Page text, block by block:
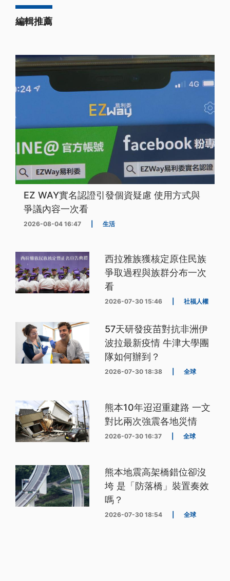
編輯推薦
EZ WAY實名認證引發個資疑慮 使用方式與
爭議內容一次看
2026-08-04 16:47 生活
西拉雅族獲核定原住民族
爭取過程與族群分布一次
看
2026-07-30 15:46 社福人權
57天研發疫苗對抗非洲伊
波拉最新疫情 牛津大學團
隊如何辦到？
2026-07-30 18:38 全球
熊本10年迢迢重建路 一文
對比兩次強震各地災情
2026-07-30 16:37 全球
熊本地震高架橋錯位卻沒
垮 是「防落橋」裝置奏效
嗎？
2026-07-30 18:54 全球